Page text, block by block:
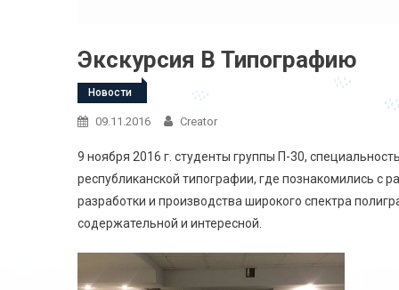
Экскурсия В Типографию
Новости
09.11.2016 Creator
9 ноября 2016 г. студенты группы П-30,
республиканской типографии, где познакомились с
разработки и производства широкого спектра
содержательной и интересной.